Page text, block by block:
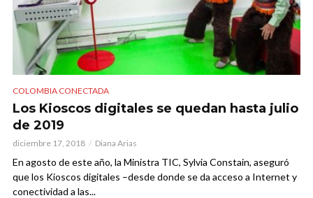
COLOMBIA CONECTADA
Los Kioscos digitales se quedan hasta julio
de 2019
diciembre 17, 2018 Diana Arias
En agosto de este año, la Ministra TIC, Sylvia Constain, aseguró
que los Kioscos digitales –desde donde se da acceso a Internet y
conectividad a las...